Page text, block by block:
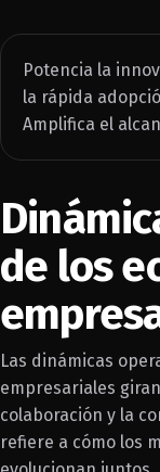
Potencia la
la rápida
Amplifica el
de los
Las dinámicas
empresariales
colaboración y la
refiere a cómo los